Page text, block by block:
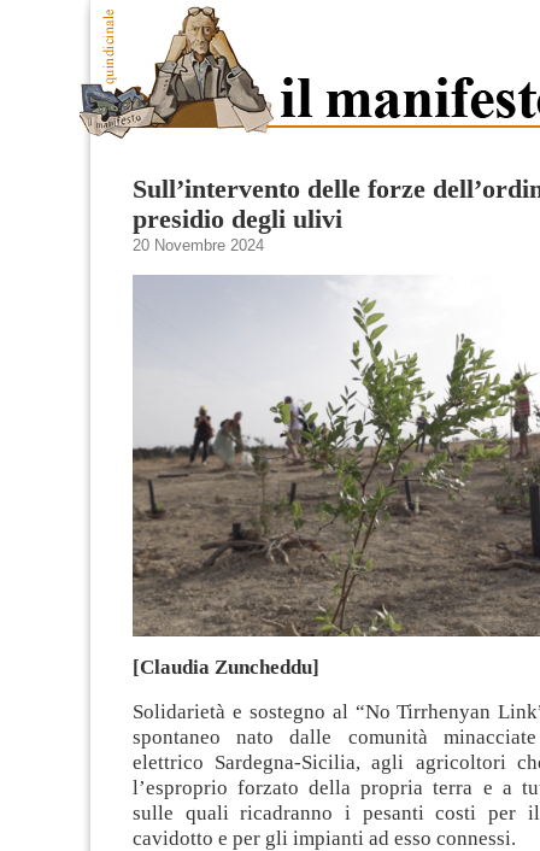
Sull’intervento delle forze
presidio degli ulivi
20 Novembre 2024
[Claudia Zuncheddu]
Solidarietà e sostegno al “No Tirrhenyan
spontaneo nato dalle comunità
elettrico Sardegna-Sicilia, agli agricoltori
l’esproprio forzato della propria terra e a
sulle quali ricadranno i pesanti costi per
cavidotto e per gli impianti ad esso connessi.